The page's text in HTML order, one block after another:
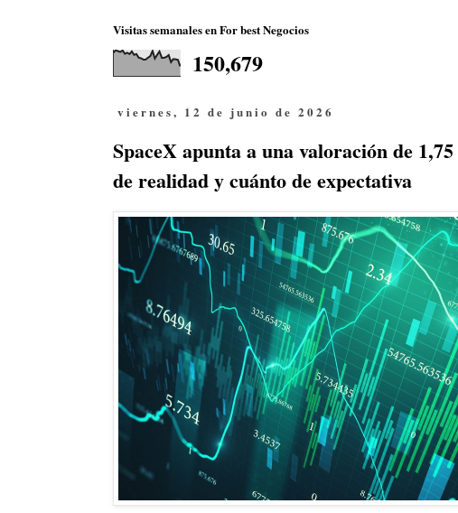
Visitas semanales en For best Negocios
150,679
viernes, 12 de junio de 2026
SpaceX apunta a una valoración de
de realidad y cuánto de expectativa